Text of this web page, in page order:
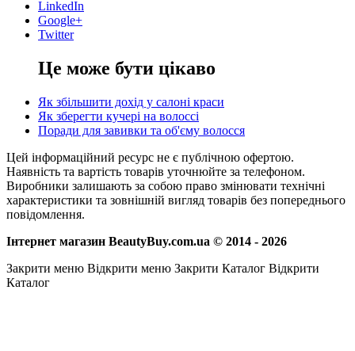
LinkedIn
Google+
Twitter
Це може бути цікаво
Як збільшити дохід у салоні краси
Як зберегти кучері на волоссі
Поради для завивки та об'єму волосся
Цей інформаційний ресурс не є публічною офертою.
Наявність та вартість товарів уточнюйте за телефоном.
Виробники залишають за собою право змінювати технічні
характеристики та зовнішній вигляд товарів без попереднього
повідомлення.
Інтернет магазин BeautyBuy.com.ua © 2014 - 2026
Закрити меню Відкрити меню Закрити Каталог Відкрити
Каталог